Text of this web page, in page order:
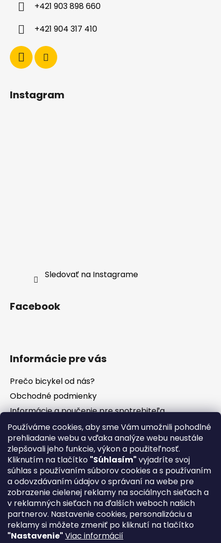
Používáme cookies, aby sme Vám umožnili pohodlné
prehliadanie webu a vďaka analýze webu neustále
zlepšovali jeho funkcie, výkon a použiteľnosť.
Kliknutím na tlačítko "Súhlasím" vyjadríte svoj
súhlas s používaním súborov cookies a s používaním
a odovzdávaním údajov o správaní na webe pre
zobrazenie cielenej reklamy na sociálnych sieťach a
v reklamných sieťach na ďalších weboch našich
partnerov. Nastavenie cookies, personalizáciu a
reklamy si môžete zmeniť po kliknutí na tlačítko
"Nastavenie" Viac informácií
+421 903 898 660
+421 904 317 410
Instagram
Sledovať na Instagrame
Facebook
Informácie pre vás
Prečo bicykel od nás?
Obchodné podmienky
Informácie a poučenie pre spotrebiteľa
Vrátenie tovaru - odstúpenie od zmluvy
Ochrana osobných údajov
Súbory cookies
Formuláre na stiahnutie
Reklamačný poriadok
Napíšte nám
Kontakty
Servis